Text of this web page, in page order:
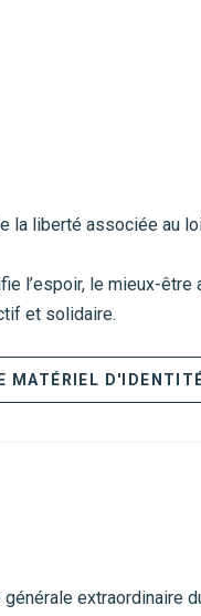
la liberté associée au
l’espoir, le mieux-
et solidaire.
MATÉRIEL
extraordinaire